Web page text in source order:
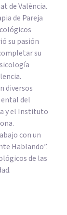
de València.
de Pareja
su pasión
su
diversos
del
y el Instituto
con un
Hablando”.
de las